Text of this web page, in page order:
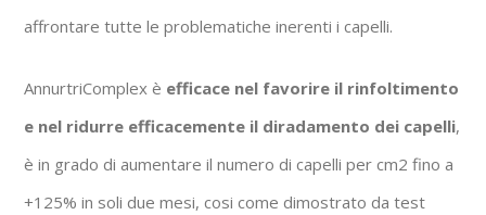
affrontare tutte le problematiche inerenti i capelli.
AnnurtriComplex è efficace nel favorire il rinfoltimento
e nel ridurre efficacemente il diradamento dei capelli,
è in grado di aumentare il numero di capelli per cm2 fino a
+125% in soli due mesi, cosi come dimostrato da test